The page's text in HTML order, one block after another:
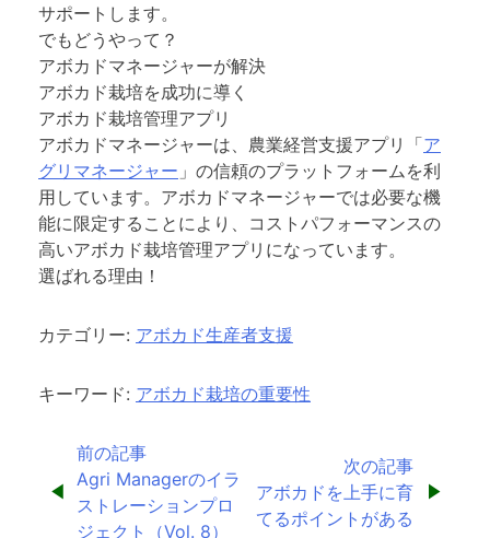
サポートします。
でもどうやって？
アボカドマネージャーが解決
アボカド栽培を成功に導く
アボカド栽培管理アプリ
アボカドマネージャーは、農業経営支援アプリ「ア
グリマネージャー 」の信頼のプラットフォームを利
用しています。アボカドマネージャーでは必要な機
能に限定することにより、コストパフォーマンスの
高いアボカド栽培管理アプリになっています。
選ばれる理由！
カテゴリー: アボカド生産者支援
キーワード: アボカド栽培の重要性
稿
前の記事
Agri Managerのイラ
ストレーションプロ
ジェクト（Vol. 8）
次の記事
アボカドを上手に育
てるポイントがある